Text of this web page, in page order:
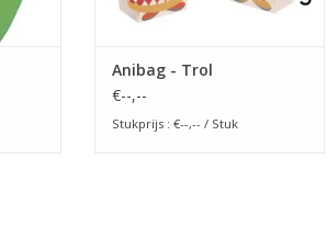
Anibag - Trol
€--,--
Stukprijs : €--,-- / Stuk